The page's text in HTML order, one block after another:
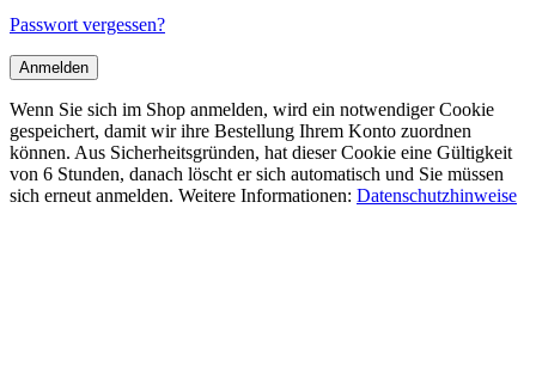
Passwort vergessen?
Anmelden
Wenn Sie sich im Shop anmelden, wird ein notwendiger Cookie
gespeichert, damit wir ihre Bestellung Ihrem Konto zuordnen
können. Aus Sicherheitsgründen, hat dieser Cookie eine Gültigkeit
von 6 Stunden, danach löscht er sich automatisch und Sie müssen
sich erneut anmelden. Weitere Informationen: Datenschutzhinweise